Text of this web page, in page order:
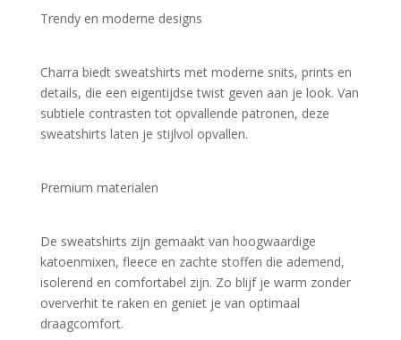
Trendy en moderne designs
Charra biedt sweatshirts met moderne snits, prints en
details, die een eigentijdse twist geven aan je look. Van
subtiele contrasten tot opvallende patronen, deze
sweatshirts laten je stijlvol opvallen.
Premium materialen
De sweatshirts zijn gemaakt van hoogwaardige
katoenmixen, fleece en zachte stoffen die ademend,
isolerend en comfortabel zijn. Zo blijf je warm zonder
oververhit te raken en geniet je van optimaal
draagcomfort.